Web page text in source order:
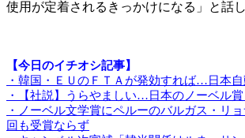
使用が定着されるきっかけになる」と話し
【今日のイチオシ記事】
・韓国・ＥＵのＦＴＡが発効すれば…日本
・【社説】うらやましい…日本のノーベル
・ノーベル文学賞にペルーのバルガス・リ
回も受賞ならず